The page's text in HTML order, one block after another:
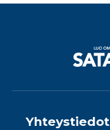
Yhteystiedot